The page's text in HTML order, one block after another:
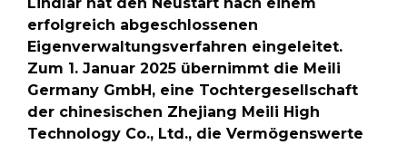
erfolgreich abgeschlossenen
Eigenverwaltungsverfahren eingeleitet.
Zum 1. Januar 2025 übernimmt die Meili
Germany GmbH, eine Tochtergesellschaft
der chinesischen Zhejiang Meili High
Technology Co., Ltd., die Vermögenswerte